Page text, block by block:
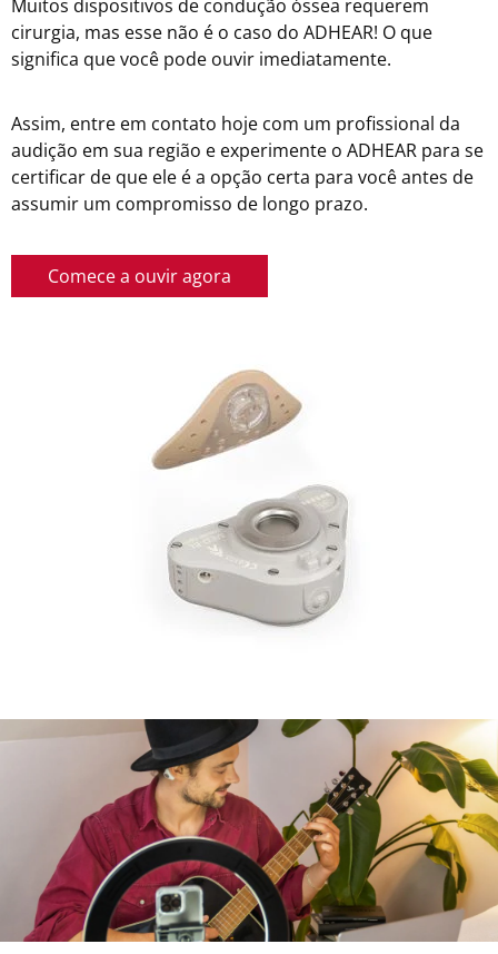
Muitos dispositivos de condução óssea requerem
cirurgia, mas esse não é o caso do ADHEAR! O que
significa que você pode ouvir imediatamente.
Assim, entre em contato hoje com um profissional da
audição em sua região e experimente o ADHEAR para se
certificar de que ele é a opção certa para você antes de
assumir um compromisso de longo prazo.
Comece a ouvir agora